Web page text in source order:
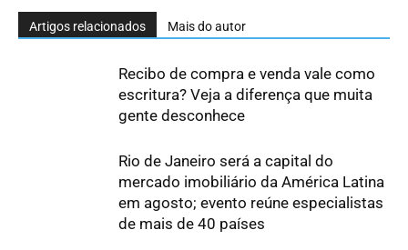
Artigos relacionados Mais do autor
Recibo de compra e venda vale como
escritura? Veja a diferença que muita
gente desconhece
Rio de Janeiro será a capital do
mercado imobiliário da América Latina
em agosto; evento reúne especialistas
de mais de 40 países